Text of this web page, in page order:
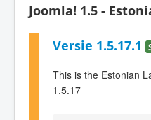
Joomla! 1.5 -
Versie 1.5.17.1
This is the Estonian
1.5.17